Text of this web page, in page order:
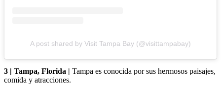
A post shared by Visit Tampa Bay (@visittampabay)
3 | Tampa, Florida | Tampa es conocida por sus hermosos paisajes,
comida y atracciones.